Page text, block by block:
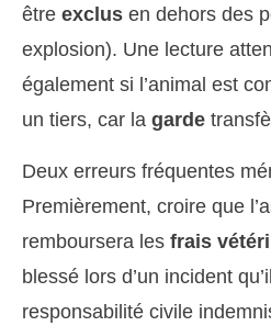
être exclus en dehors des
explosion). Une lecture
également si l’animal est
un tiers, car la garde
Deux erreurs fréquentes
Premièrement, croire que
remboursera les frais
blessé lors d’un incident
responsabilité civile